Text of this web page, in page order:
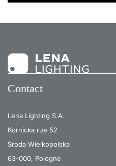
Contact
Lena Lighting S.A.
Kornicka rue 52
Sroda Wielkopolska
63-000, Pologne